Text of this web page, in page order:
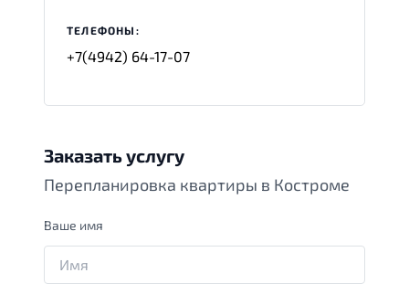
ТЕЛЕФОНЫ:
+7(4942) 64-17-07
Заказать услугу
Перепланировка квартиры в Костроме
Ваше имя